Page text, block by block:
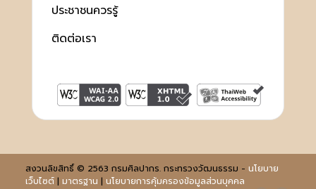
ประชาชนควรรู้
ติดต่อเรา
สงวนลิขสิทธิ์ © 2563 กรมศิลปากร. กระทรวงวัฒนธรรม - นโยบาย
เว็บไซต์| มาตรฐาน | นโยบายการคุ้มครองข้อมูลส่วนบุคคล